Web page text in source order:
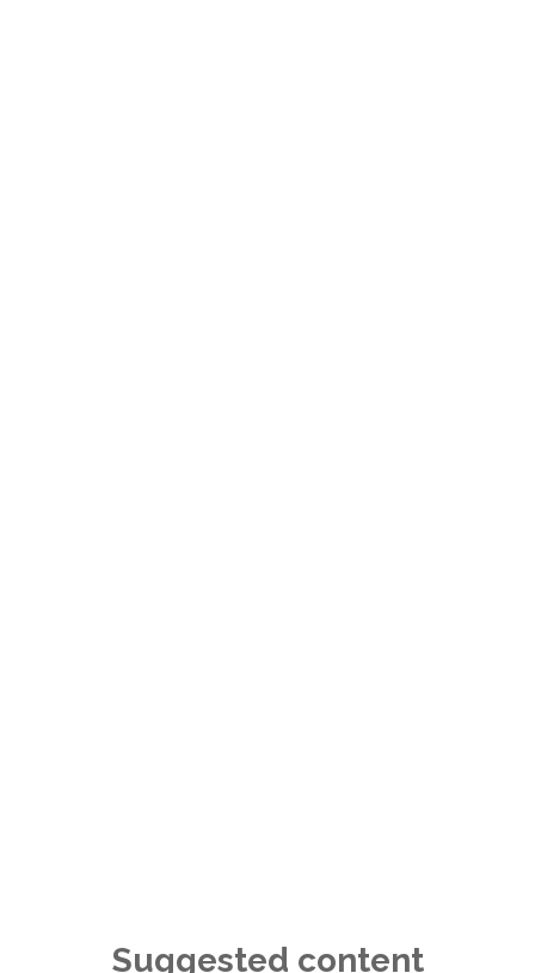
Suggested content